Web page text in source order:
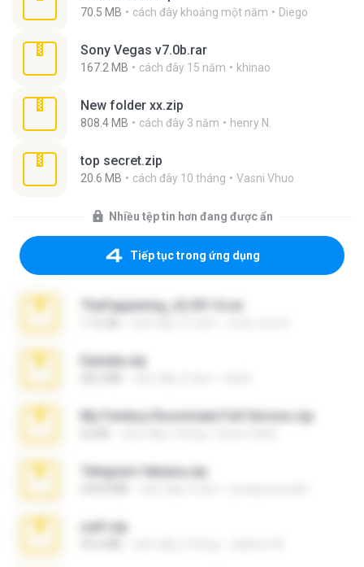
70.5 MB cách đây khoảng một năm Diego
Sony Vegas v7.0b.rar
167.2 MB cách đây 15 năm khinao
New folder xx.zip
808.4 MB cách đây 3 năm henry N.
top secret.zip
20.6 MB cách đây 10 tháng Vasni Vhuo
Nhiều tệp tin hơn đang được ẩn
Tiếp tục trong ứng dụng
TheFappening_22.09.14.rar
Daniela.zip
My Femboy Roommate Full Version.zip
Telegram fabiana.zip
ouh!.zip